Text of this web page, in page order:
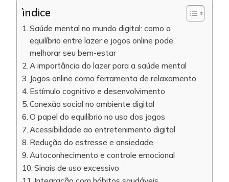
ìndice
Saúde mental no mundo digital: como o
equilíbrio entre lazer e jogos online pode
melhorar seu bem-estar
A importância do lazer para a saúde mental
Jogos online como ferramenta de relaxamento
Estímulo cognitivo e desenvolvimento
Conexão social no ambiente digital
O papel do equilíbrio no uso dos jogos
Acessibilidade ao entretenimento digital
Redução do estresse e ansiedade
Autoconhecimento e controle emocional
Sinais de uso excessivo